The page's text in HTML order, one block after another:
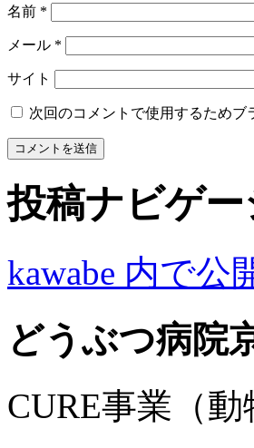
名前 *
メール *
サイト
次回のコメントで使用するため
投稿ナビゲ
kawabe 内で公
どうぶつ病院
CURE事業（動